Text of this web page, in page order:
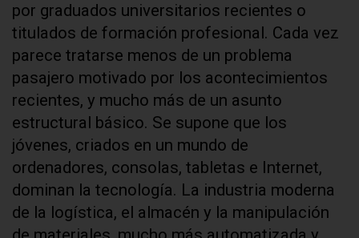
por graduados universitarios recientes o
titulados de formación profesional. Cada vez
parece tratarse menos de un problema
pasajero motivado por los acontecimientos
recientes, y mucho más de un asunto
estructural básico. Se supone que los
jóvenes, criados en un mundo de
ordenadores, consolas, tabletas e Internet,
dominan la tecnología. La industria moderna
de la logística, el almacén y la manipulación